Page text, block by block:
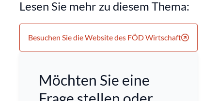
Lesen Sie mehr zu diesem Thema:
Besuchen Sie die Website des FÖD Wirtschaft
Möchten Sie eine